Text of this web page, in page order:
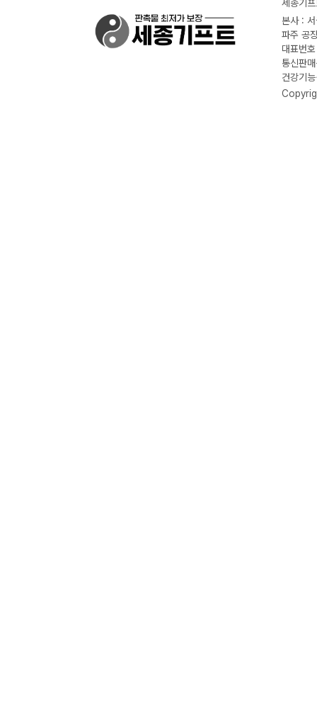
세종기
본사 :
파주 공
대표번
통신판
건강기